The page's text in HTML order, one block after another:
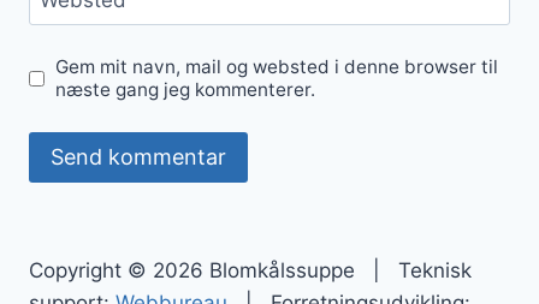
Gem mit navn, mail og websted i denne browser til
næste gang jeg kommenterer.
Copyright © 2026 Blomkålssuppe | Teknisk